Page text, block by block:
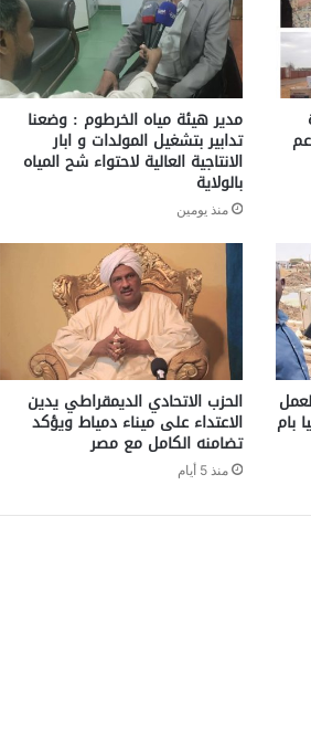
مدير هيئة مياه الخرطوم : وضعنا
تدابير بتشغيل المولدات و ابار
الانتاجية العالية لاحتواء شح المياه
بالولاية
منذ يومين
بام
الحزب الاتحادي الديمقراطي يدين
الاعتداء على ميناء دمياط ويؤكد
تضامنه الكامل مع مصر
منذ 5 أيام